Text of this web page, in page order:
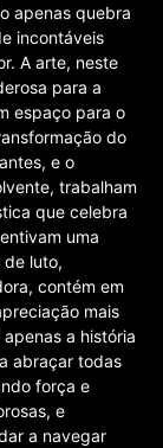
apenas quebra
incontáveis
A arte, neste
para a
espaço para o
do
e o
trabalham
que celebra
uma
de luto,
contém em
mais
a história
abraçar todas
força e
e
a navegar